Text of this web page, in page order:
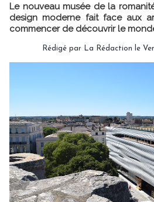
Le nouveau musée de la
design moderne fait face aux
commencer de découvrir le
Rédigé par La Rédaction le